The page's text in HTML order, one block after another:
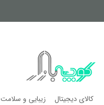
کالای دیجیتال زیبایی و سلامت